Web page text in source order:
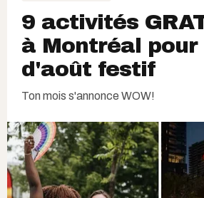
9 activités
à Montréal pour
d'août festif
Ton mois s'annonce WOW!